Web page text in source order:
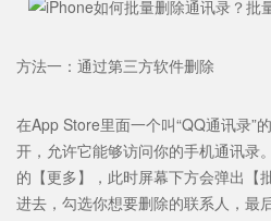
方法一：通过第三方软件删除
在App Store里面一个叫“QQ通讯录”
开，允许它能够访问你的手机通讯录
的【更多】，此时屏幕下方会弹出【
进去，勾选你想要删除的联系人，最